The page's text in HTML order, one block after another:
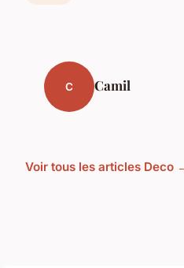
C Camil
Voir tous les articles Deco